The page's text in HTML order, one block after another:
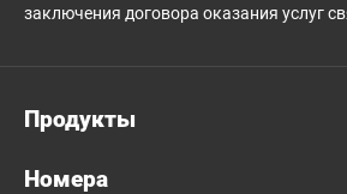
заключения договора оказания услуг
Продукты
Номера